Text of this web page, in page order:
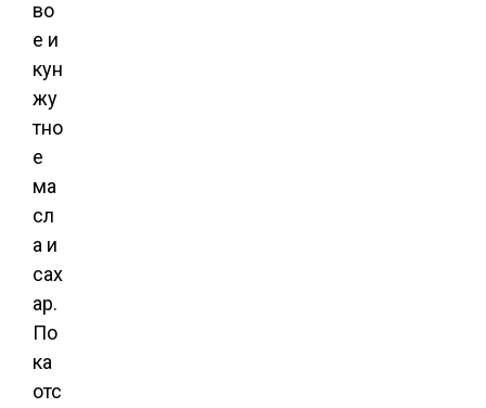
во
е и
кун
жу
тно
е
ма
сл
а и
сах
ар.
По
ка
отс